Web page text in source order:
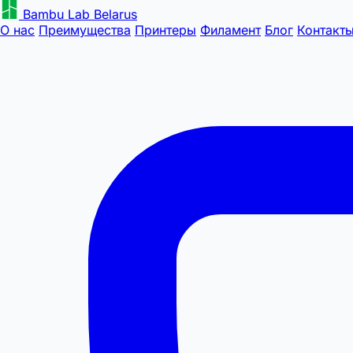
Bambu Lab Belarus
О нас Преимущества Принтеры Филамент Блог